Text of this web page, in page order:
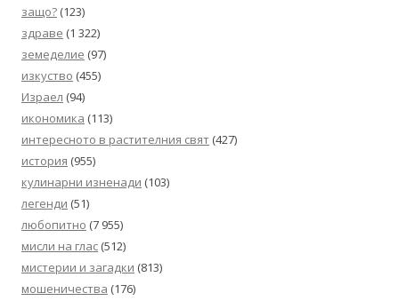
защо? (123)
здраве (1 322)
земеделие (97)
изкуство (455)
Израел (94)
икономика (113)
интересното в растителния свят (427)
история (955)
кулинарни изненади (103)
легенди (51)
любопитно (7 955)
мисли на глас (512)
мистерии и загадки (813)
мошеничества (176)